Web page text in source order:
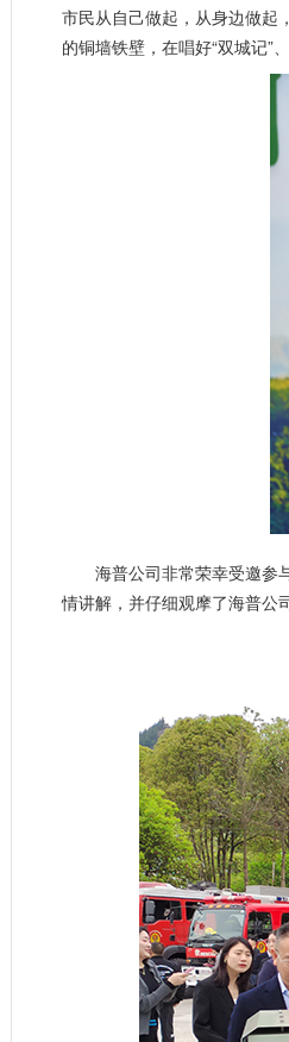
市民从自己做起，从身边做起
的铜墙铁壁，在唱好“双城记”
海普公司非常荣幸受邀参
情讲解，并仔细观摩了海普公